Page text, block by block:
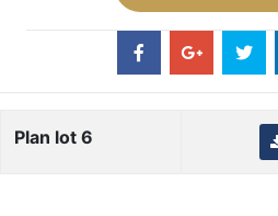
Plan lot 6